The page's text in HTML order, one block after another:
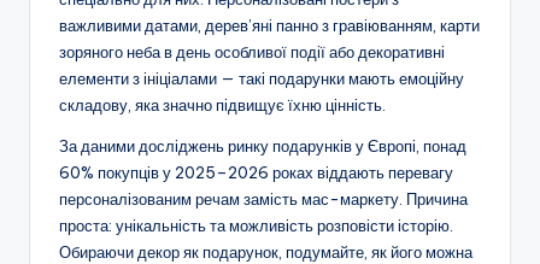
важливими датами, дерев’яні панно з гравіюванням, карти
зоряного неба в день особливої події або декоративні
елементи з ініціалами — такі подарунки мають емоційну
складову, яка значно підвищує їхню цінність.
За даними досліджень ринку подарунків у Європі, понад
60% покупців у 2025–2026 роках віддають перевагу
персоналізованим речам замість мас-маркету. Причина
проста: унікальність та можливість розповісти історію.
Обираючи декор як подарунок, подумайте, як його можна